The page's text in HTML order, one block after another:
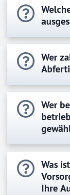
Wer
Wer
Was
Ihre